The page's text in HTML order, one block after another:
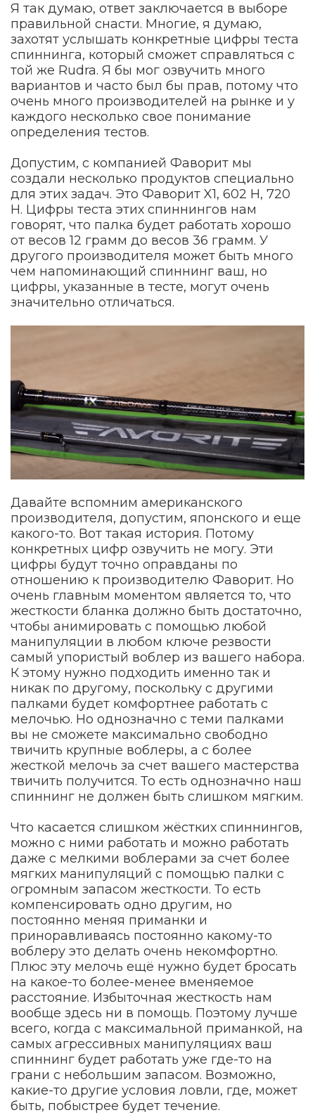
Я так думаю, ответ заключается в выборе
правильной снасти. Многие, я думаю,
захотят услышать конкретные цифры теста
спиннинга, который сможет справляться с
той же Rudra. Я бы мог озвучить много
вариантов и часто был бы прав, потому что
очень много производителей на рынке и у
каждого несколько свое понимание
определения тестов.
Допустим, с компанией Фаворит мы
создали несколько продуктов специально
для этих задач. Это Фаворит X1, 602 H, 720
H. Цифры теста этих спиннингов нам
говорят, что палка будет работать хорошо
от весов 12 грамм до весов 36 грамм. У
другого производителя может быть много
чем напоминающий спиннинг ваш, но
цифры, указанные в тесте, могут очень
значительно отличаться.
Давайте вспомним американского
производителя, допустим, японского и еще
какого-то. Вот такая история. Потому
конкретных цифр озвучить не могу. Эти
цифры будут точно оправданы по
отношению к производителю Фаворит. Но
очень главным моментом является то, что
жесткости бланка должно быть достаточно,
чтобы анимировать с помощью любой
манипуляции в любом ключе резвости
самый упористый воблер из вашего набора.
К этому нужно подходить именно так и
никак по другому, поскольку с другими
палками будет комфортнее работать с
мелочью. Но однозначно с теми палками
вы не сможете максимально свободно
твичить крупные воблеры, а с более
жесткой мелочь за счет вашего мастерства
твичить получится. То есть однозначно наш
спиннинг не должен быть слишком мягким.
Что касается слишком жёстких спиннингов,
можно с ними работать и можно работать
даже с мелкими воблерами за счет более
мягких манипуляций с помощью палки с
огромным запасом жесткости. То есть
компенсировать одно другим, но
постоянно меняя приманки и
приноравливаясь постоянно какому-то
воблеру это делать очень некомфортно.
Плюс эту мелочь ещё нужно будет бросать
на какое-то более-менее вменяемое
расстояние. Избыточная жесткость нам
вообще здесь ни в помощь. Поэтому лучше
всего, когда с максимальной приманкой, на
самых агрессивных манипуляциях ваш
спиннинг будет работать уже где-то на
грани с небольшим запасом. Возможно,
какие-то другие условия ловли, где, может
быть, побыстрее будет течение.